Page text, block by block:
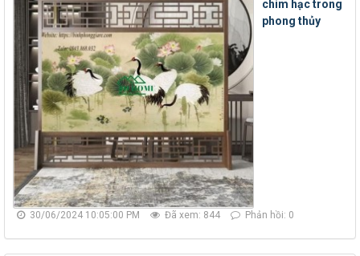
chim hạc trong
phong thủy
30/06/2024 10:05:00 PM Đã xem: 844 Phản hồi: 0